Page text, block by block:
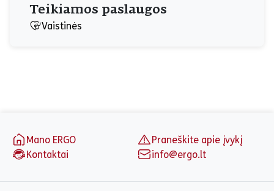
Teikiamos paslaugos
Vaistinės
Mano ERGO
Praneškite apie įvykį
Kontaktai
info@ergo.lt